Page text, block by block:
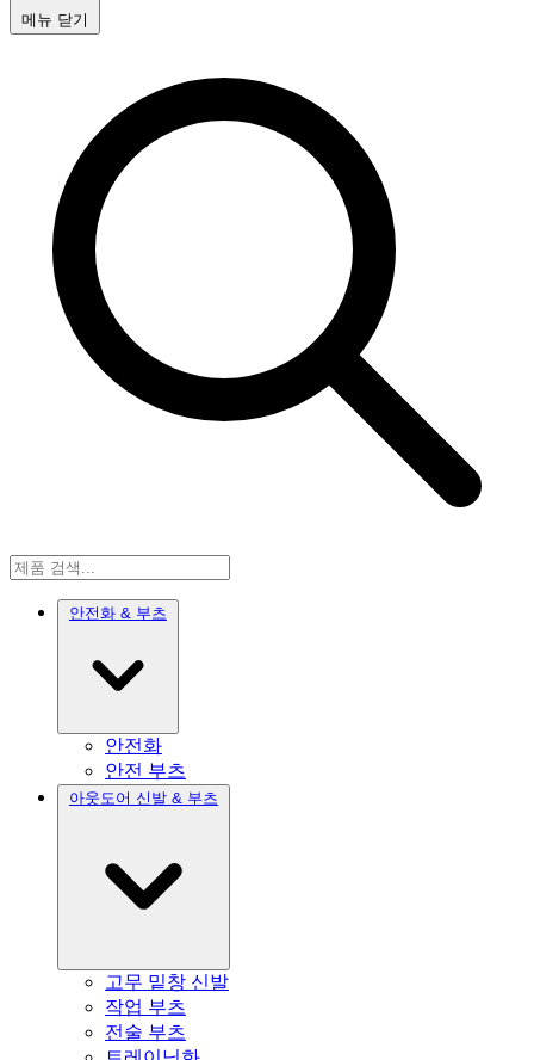
메뉴 닫기
안전화 & 부츠
안전화
안전 부츠
아웃도어 신발 & 부츠
고무 밑창 신발
작업 부츠
전술 부츠